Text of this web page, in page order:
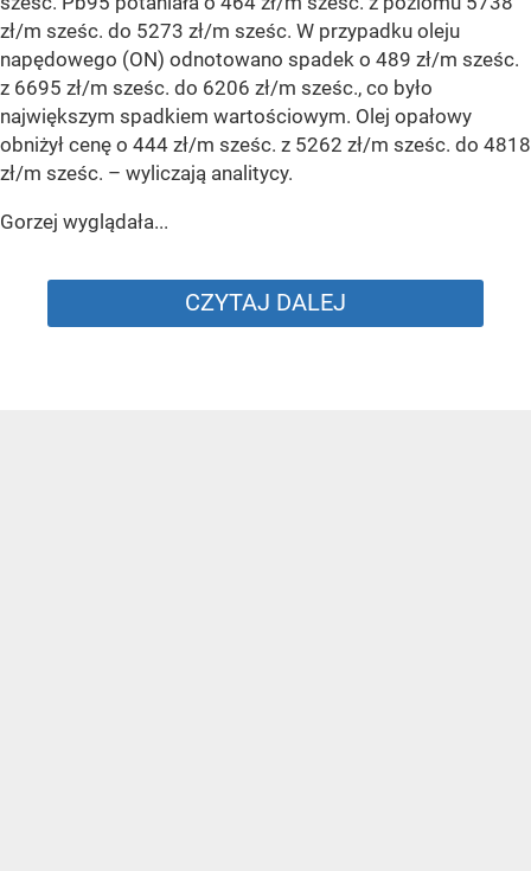
zł/m sześc. do 5273 zł/m sześc. W przypadku oleju
napędowego (ON) odnotowano spadek o 489 zł/m sześc.
z 6695 zł/m sześc. do 6206 zł/m sześc., co było
największym spadkiem wartościowym. Olej opałowy
obniżył cenę o 444 zł/m sześc. z 5262 zł/m sześc. do 4818
zł/m sześc. – wyliczają analitycy.
Gorzej wyglądała...
CZYTAJ DALEJ